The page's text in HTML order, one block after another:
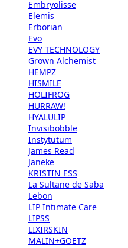
Embryolisse
Elemis
Erborian
Evo
EVY TECHNOLOGY
Grown Alchemist
HEMPZ
HISMILE
HOLIFROG
HURRAW!
HYALULIP
Invisibobble
Instytutum
James Read
Janeke
KRISTIN ESS
La Sultane de Saba
Lebon
LIP Intimate Care
LIPSS
LIXIRSKIN
MALIN+GOETZ